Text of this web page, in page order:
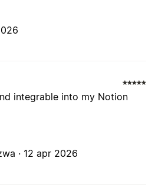
integrable into my Notion
· 12 apr 2026